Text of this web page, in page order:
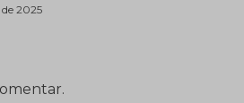
2025